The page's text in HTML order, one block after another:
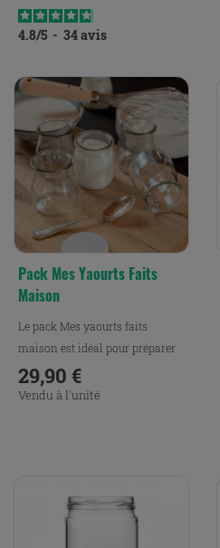
4.8/5 - 34avis
Pack Mes Yaourts Faits
Maison
Le pack Mes yaourts faits
maison est idéal pour préparer
facilement de délicieux...
Prix
29,90 €
Vendu à l'unité